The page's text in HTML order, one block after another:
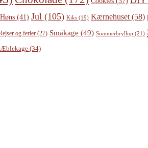
Høns (41) Jul (105) Kiks (19) Kærnehuset (58)
og ferier (27) Småkage (49) Sommerbryllup (21)
Æblekage (34)